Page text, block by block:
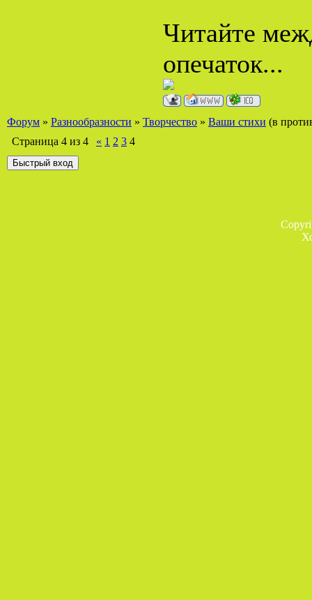
Читайте
опечаток...
Форум » Разнообразности » Творчество » Ваши стихи (в
Страница 4 из 4 « 1 2 3 4